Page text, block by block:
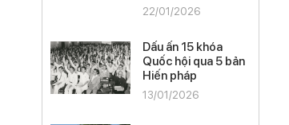
22/01/2026
Dấu ấn 15 khóa
Quốc hội qua 5 bản
Hiến pháp
13/01/2026